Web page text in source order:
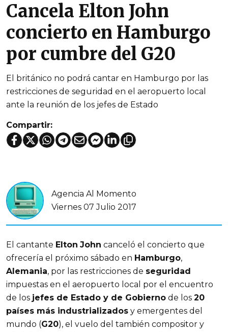
Cancela Elton John
concierto en Hamburgo
por cumbre del G20
El británico no podrá cantar en Hamburgo por las
restricciones de seguridad en el aeropuerto local
ante la reunión de los jefes de Estado
Compartir:
Agencia Al Momento
Viernes 07 Julio 2017
El cantante Elton John canceló el concierto que
ofrecería el próximo sábado en Hamburgo,
Alemania, por las restricciones de seguridad
impuestas en el aeropuerto local por el encuentro
de los jefes de Estado y de Gobierno de los 20
países más industrializados y emergentes del
mundo (G20), el vuelo del también compositor y